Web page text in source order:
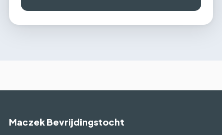
Maczek Bevrijdingstocht